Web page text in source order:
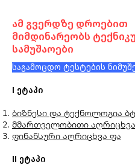
ამ გვერდზე დროებით
მიმდინარეობს
სამუშაოები
საგამოცდო ტესტების
I ეტაპი
ბიზნესი და ტექნოლოგია ბტ
მმართველობითი აღრიცხვა
ფინანსური აღრიცხვა ფა
II ეტაპი